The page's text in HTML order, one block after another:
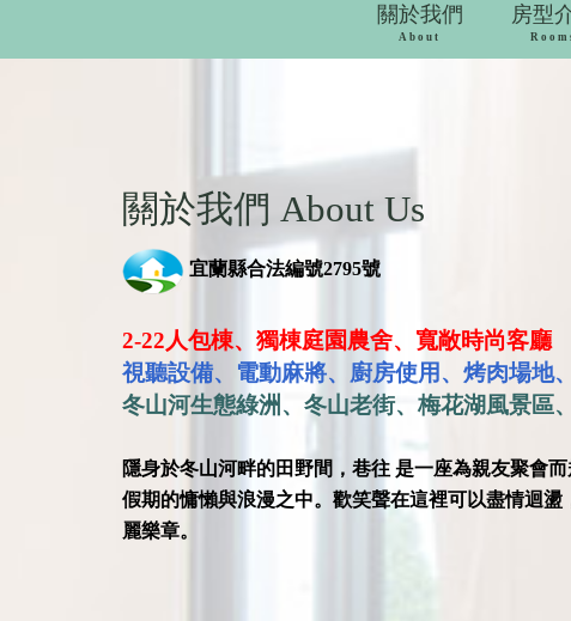
關於我們
About
房型
關於我們 About Us
宜蘭縣合法編號2795號
2-22人包棟、獨棟庭園農舍、寬敞時尚客廳
視聽設備、電動麻將、廚房使用、烤肉場地
冬山河生態綠洲、冬山老街、梅花湖風景區
隱身於冬山河畔的田野間，巷往 是一座為親友聚會
假期的慵懶與浪漫之中。歡笑聲在這裡可以盡情迴
麗樂章。